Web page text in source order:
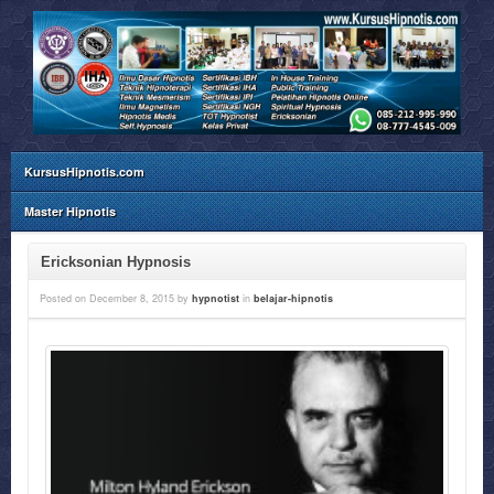
KursusHipnotis.com
Master Hipnotis
Ericksonian Hypnosis
Posted on December 8, 2015 by hypnotist in belajar-hipnotis